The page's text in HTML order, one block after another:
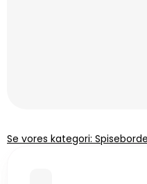
Se vores kategori: